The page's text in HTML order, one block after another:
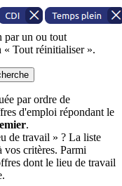
par un ou tout
« Tout réinitialiser ».
par ordre de
d'emploi répondant le
.
de travail » ? La liste
vos critères. Parmi
dont le lieu de travail